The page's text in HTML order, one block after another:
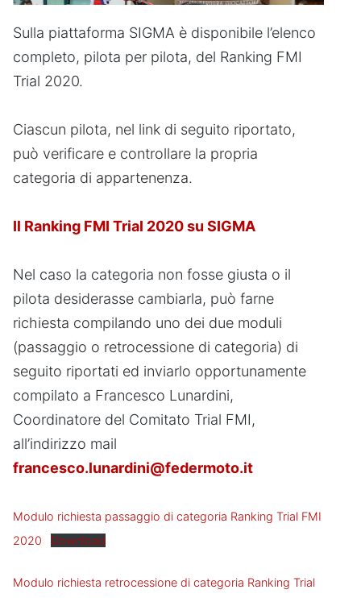
Sulla piattaforma SIGMA è disponibile l’elenco
completo, pilota per pilota, del Ranking FMI
Trial 2020.
Ciascun pilota, nel link di seguito riportato,
può verificare e controllare la propria
categoria di appartenenza.
Il Ranking FMI Trial 2020 su SIGMA
Nel caso la categoria non fosse giusta o il
pilota desiderasse cambiarla, può farne
richiesta compilando uno dei due moduli
(passaggio o retrocessione di categoria) di
seguito riportati ed inviarlo opportunamente
compilato a Francesco Lunardini,
Coordinatore del Comitato Trial FMI,
all’indirizzo mail
francesco.lunardini@federmoto.it
Modulo richiesta passaggio di categoria Ranking Trial FMI
2020
Download
Modulo richiesta retrocessione di categoria Ranking Trial